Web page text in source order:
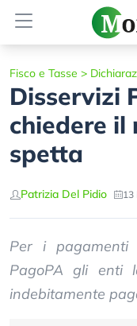
Fisco e Tasse >
Disservizi
chiedere il
spetta
Patrizia Del Pidio 13
Per i pagamenti
PagoPA gli enti
indebitamente